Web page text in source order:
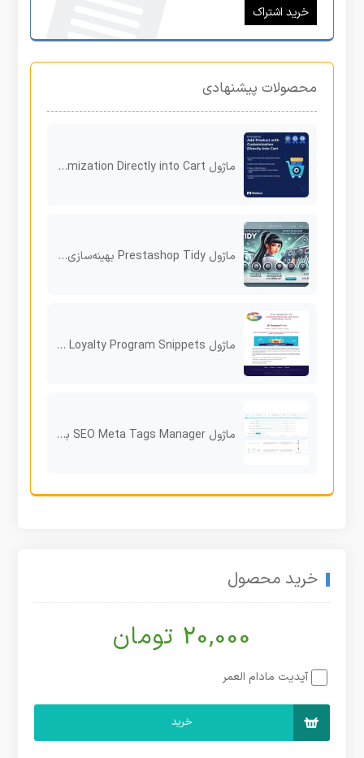
خرید اشتراک
محصولات پیشنهادی
ماژول Add Product with Customization Directly into Cart برای پرستاشاپ
ماژول Prestashop Tidy بهینه‌سازی و افزایش سرعت فروشگاه پرستاشاپ
ماژول Product Reviews Loyalty Program Snippets برای پرستاشاپ
ماژول SEO Meta Tags Manager برای پرستاشاپ
خرید محصول
20,000 تومان
آپدیت مادام العمر
خرید